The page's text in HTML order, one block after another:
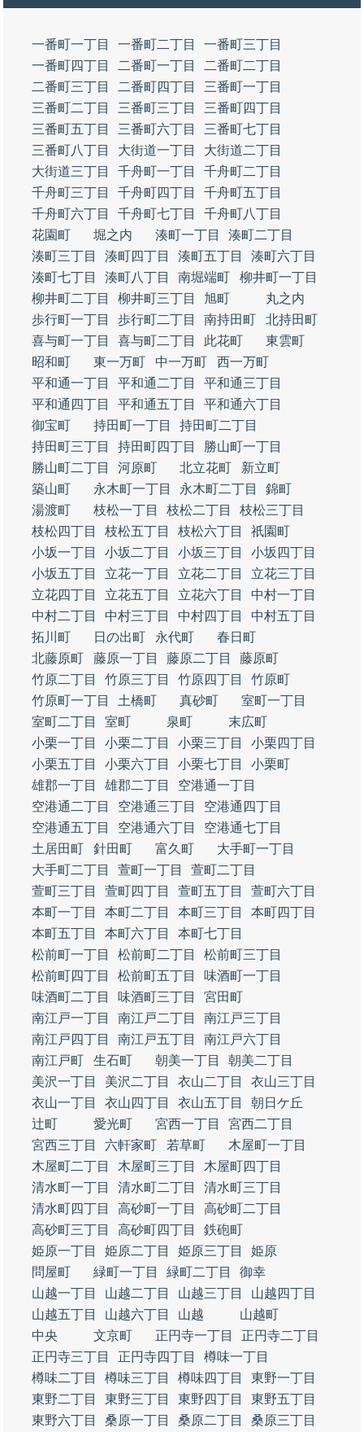
一番町一丁目 一番町二丁目
一番町三丁目
一番町四丁目
二番町一丁目
二番町二丁目
二番町三丁目
二番町四丁目
三番町一丁目
三番町二丁目
三番町三丁目
三番町四丁目
三番町五丁目
三番町六丁目
三番町七丁目
三番町八丁目
大街道一丁目
大街道二丁目
大街道三丁目
千舟町一丁目
千舟町二丁目
千舟町三丁目
千舟町四丁目
千舟町五丁目
千舟町六丁目
千舟町七丁目
千舟町八丁目
花園町
堀之内 湊町一丁目
湊町二丁目
湊町三丁目
湊町四丁目 湊町五丁目
湊町六丁目
湊町七丁目
湊町八丁目 南堀端町
柳井町一丁目
柳井町二丁目
柳井町三丁目 旭町
丸之内
歩行町一丁目
歩行町二丁目 南持田町
北持田町
喜与町一丁目
喜与町二丁目 此花町
東雲町
昭和町
東一万町 中一万町
西一万町
平和通一丁目
平和通二丁目
平和通三丁目
平和通四丁目
平和通五丁目
平和通六丁目
御宝町
持田町一丁目
持田町二丁目
持田町三丁目
持田町四丁目
勝山町一丁目
勝山町二丁目
河原町 北立花町
新立町
築山町
永木町一丁目 永木町二丁目
錦町
湯渡町
枝松一丁目 枝松二丁目
枝松三丁目
枝松四丁目
枝松五丁目 枝松六丁目
祇園町
小坂一丁目
小坂二丁目 小坂三丁目
小坂四丁目
小坂五丁目
立花一丁目 立花二丁目
立花三丁目
立花四丁目
立花五丁目 立花六丁目
中村一丁目
中村二丁目
中村三丁目 中村四丁目
中村五丁目
拓川町
日の出町 永代町
春日町
北藤原町
藤原一丁目 藤原二丁目
藤原町
竹原二丁目
竹原三丁目 竹原四丁目
竹原町
竹原町一丁目
土橋町 真砂町
室町一丁目
室町二丁目
室町 泉町
末広町
小栗一丁目
小栗二丁目 小栗三丁目
小栗四丁目
小栗五丁目
小栗六丁目 小栗七丁目
小栗町
雄郡一丁目
雄郡二丁目
空港通一丁目
空港通二丁目
空港通三丁目
空港通四丁目
空港通五丁目
空港通六丁目
空港通七丁目
土居田町
針田町 富久町
大手町一丁目
大手町二丁目
萱町一丁目
萱町二丁目
萱町三丁目
萱町四丁目 萱町五丁目
萱町六丁目
本町一丁目
本町二丁目 本町三丁目
本町四丁目
本町五丁目
本町六丁目
本町七丁目
松前町一丁目
松前町二丁目
松前町三丁目
松前町四丁目
松前町五丁目
味酒町一丁目
味酒町二丁目
味酒町三丁目
宮田町
南江戸一丁目
南江戸二丁目
南江戸三丁目
南江戸四丁目
南江戸五丁目
南江戸六丁目
南江戸町
生石町 朝美一丁目
朝美二丁目
美沢一丁目
美沢二丁目 衣山二丁目
衣山三丁目
衣山一丁目
衣山四丁目 衣山五丁目
朝日ケ丘
辻町
愛光町 宮西一丁目
宮西二丁目
宮西三丁目
六軒家町 若草町
木屋町一丁目
木屋町二丁目
木屋町三丁目
木屋町四丁目
清水町一丁目
清水町二丁目
清水町三丁目
清水町四丁目
高砂町一丁目
高砂町二丁目
高砂町三丁目
高砂町四丁目
鉄砲町
姫原一丁目
姫原二丁目 姫原三丁目
姫原
問屋町
緑町一丁目 緑町二丁目
御幸
山越一丁目
山越二丁目 山越三丁目
山越四丁目
山越五丁目
山越六丁目 山越
山越町
中央
文京町 正円寺一丁目
正円寺二丁目
正円寺三丁目
正円寺四丁目
樽味一丁目
樽味二丁目
樽味三丁目 樽味四丁目
東野一丁目
東野二丁目
東野三丁目 東野四丁目
東野五丁目
東野六丁目
桑原一丁目 桑原二丁目
桑原三丁目